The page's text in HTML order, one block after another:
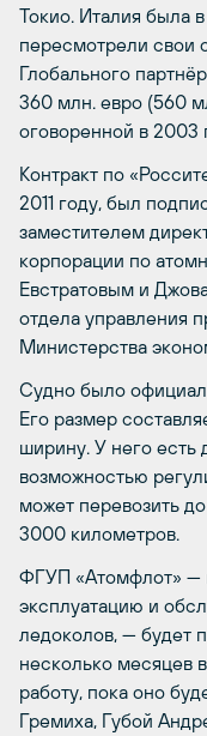
Токио. Италия была
пересмотрели свои
Глобального
360 млн. евро (560
оговоренной в 2003
Контракт по
2011 году, был
заместителем
корпорации по
Евстратовым и
отдела управления
Министерства
Судно было
Его размер
ширину. У него есть
возможностью
может перевозить
3000 километров.
ФГУП «Атомфлот» —
эксплуатацию и
ледоколов, — будет
несколько месяцев
работу, пока оно
Гремиха, Губой